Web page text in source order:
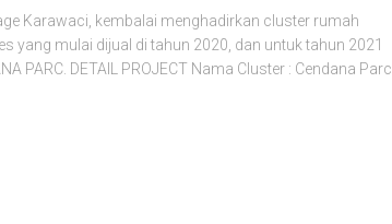
Karawaci, kembalai menghadirkan cluster rumah
yang mulai dijual di tahun 2020, dan untuk tahun 2021
PARC. DETAIL PROJECT Nama Cluster : Cendana Parc